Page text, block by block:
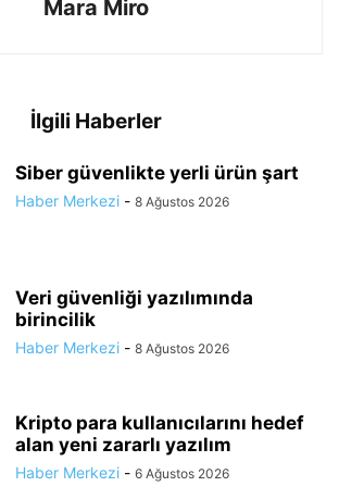
Mara Miro
İlgili Haberler
Siber güvenlikte yerli ürün şart
Haber Merkezi - 8 Ağustos 2026
Veri güvenliği yazılımında
birincilik
Haber Merkezi - 8 Ağustos 2026
Kripto para kullanıcılarını hedef
alan yeni zararlı yazılım
Haber Merkezi - 6 Ağustos 2026